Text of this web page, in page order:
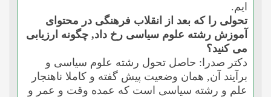
ایم.
تحولى را که بعد از انقلاب فرهنگى در محتواى
آموزش رشته علوم سیاسى رخ داد, چگونه ارزیابى
مى کنید؟
دکتر صدرا: حاصل تحول رشته علوم سیاسى و
برآیند آن, همان وضعیت پیش گفته و کاملا ناهنجار
علم و رشته سیاسى است که عمده وقت و عمر و